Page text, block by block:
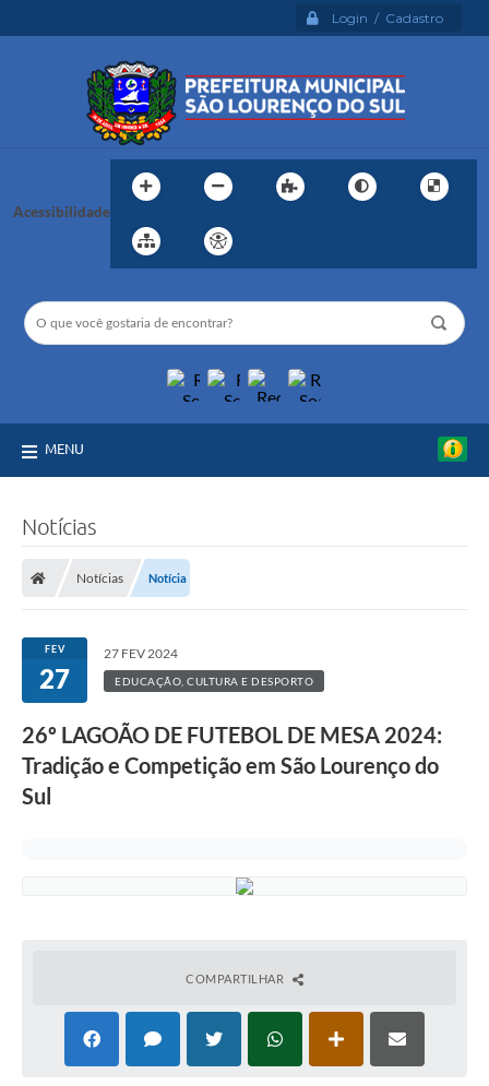
Login / Cadastro
Acessibilidade
MENU
Notícias
Notícias Notícia
FEV
27
27 FEV 2024
EDUCAÇÃO, CULTURA E DESPORTO
26º LAGOÃO DE FUTEBOL DE MESA 2024:
Tradição e Competição em São Lourenço do
Sul
COMPARTILHAR